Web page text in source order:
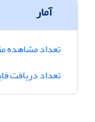
آمار
تعداد مشاهده
تعداد دریافت